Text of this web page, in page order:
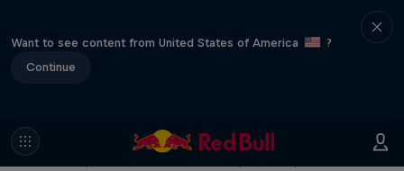
Want to see content from United States of America
?
Continue
Break'n Reality